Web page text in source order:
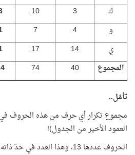
ك
3
10
و
4
7
ي
14
17
المجموع
40
74
تأمّل..
مجموع تكرار أي حرف من هذه الحروف
العمود الأخير من الجدول)!
الحروف عددها 13، وهذا العدد في حدّ ذاته أوّليّ!